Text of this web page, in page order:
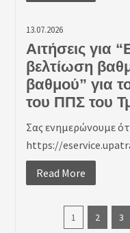
13.07.2026
Αιτήσεις για
βελτίωση
βαθμού” για
του ΠΠΣ του
Σας ενημερώνουμε
https://
Read More
1 2 3